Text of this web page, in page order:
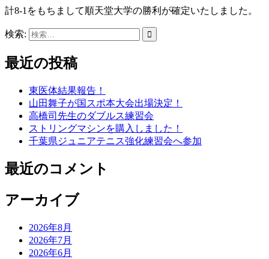
計8-1をもちまして順天堂大学の勝利が確定いたしました。
検索:
最近の投稿
東医体結果報告！
山田舞子が国スポ本大会出場決定！
高橋司先生のダブルス練習会
ストリングマシンを購入しました！
千葉県ジュニアテニス強化練習会へ参加
最近のコメント
アーカイブ
2026年8月
2026年7月
2026年6月